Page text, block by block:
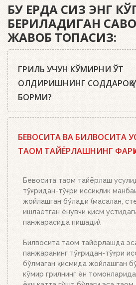
БУ ЕРДА СИЗ ЭНГ
БЕРИЛАДИГАН
ЖАВОБ ТОПАСИЗ:
ГРИЛЬ УЧУН КЎМИРНИ ЎТ
ОЛДИРИШНИНГ СОДДАРОҚ
БОРМИ?
Weber кўмир брикетларидан,
кубиклари, ҳамда бизнинг ўт
мосламамиздан фойдаланинг.
брикетлар билан тўлдиринг,
устига икки-учта ўт олдириш
уларни ёқинг. Устига кўмир
тўлдирилган ўт олдириш
Бошқа ҳеч нима қилишнинг
дақиқада тўлиқ ёниб тугайди.
тусга кириб, брикетлар эса кул
қопланганда, кўмирни панжара
Аъло даражада иссиқлик
БЕВОСИТА ВА БИЛВОСИТА
ТАОМ ТАЙЁРЛАШНИНГ
Бевосита таом тайёрлаш
тўғридан-тўғри иссиқлик
жойлашган бўлади (масалан,
ишлаётган ёнувчи қисм
панжарасида пишади).
Билвосита таом тайёрлашда
панжаранинг тўғридан-тўғри
бўлмаган қисмида жойлашган
кўмир грилнинг ён